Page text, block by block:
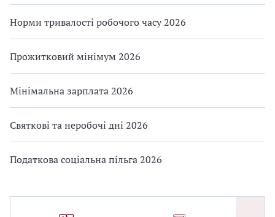
Норми тривалості робочого часу 2026
Прожитковий мінімум 2026
Мінімальна зарплата 2026
Святкові та неробочі дні 2026
Податкова соціальна пільга 2026